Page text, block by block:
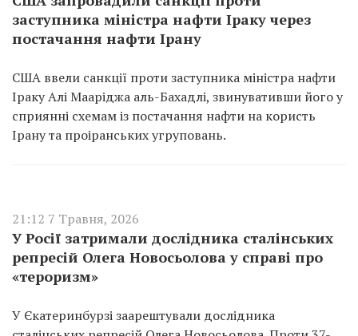
заступника міністра нафти Іраку через
постачання нафти Ірану
США ввели санкції проти заступника міністра нафти
Іраку Алі Мааріджа аль-Бахадлі, звинувативши його у
сприянні схемам із постачання нафти на користь
Ірану та проіранських угруповань.
21:12 7 Травня, 2026
У Росії затримали дослідника сталінських
репресій Олега Новосьолова у справі про
«тероризм»
У Єкатеринбурзі заарештували дослідника